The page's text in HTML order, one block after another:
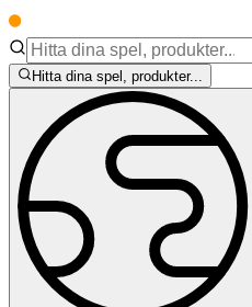
Hitta dina spel, produkter...